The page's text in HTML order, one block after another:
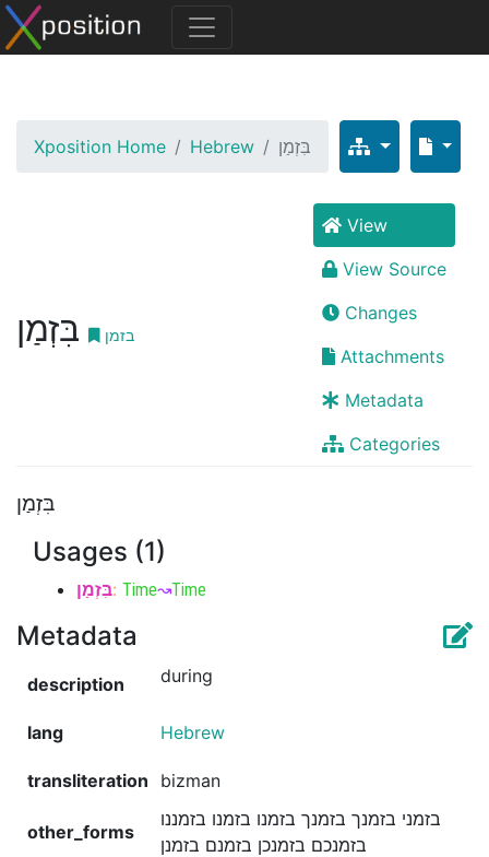
Xposition Home Hebrew בִּזְמַן
בִּזְמַן בזמן
View
View Source
Changes
Attachments
Metadata
Categories
בִּזְמַן
Usages (1)
בִּזְמַן: Time↝Time
Metadata
description during
lang Hebrew
transliteration bizman
other_forms
בזמני בזמנך בזמנך בזמנו בזמנו בזמננו
בזמנכם בזמנכן בזמנם בזמנן